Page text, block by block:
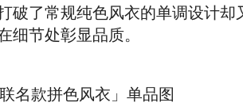
了常规纯色风衣的单调设计却
细节处彰显品质。
名款拼色风衣」单品图